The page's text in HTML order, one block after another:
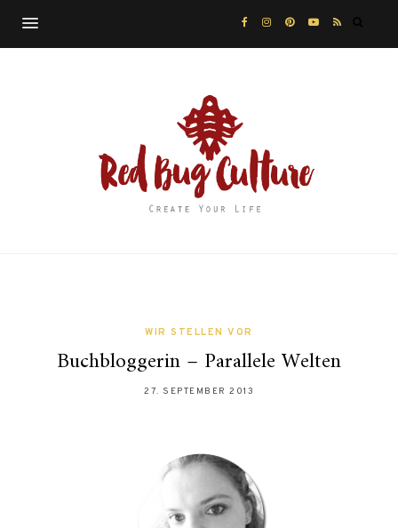
WIR STELLEN VOR
Buchbloggerin – Parallele Welten
27. SEPTEMBER 2013